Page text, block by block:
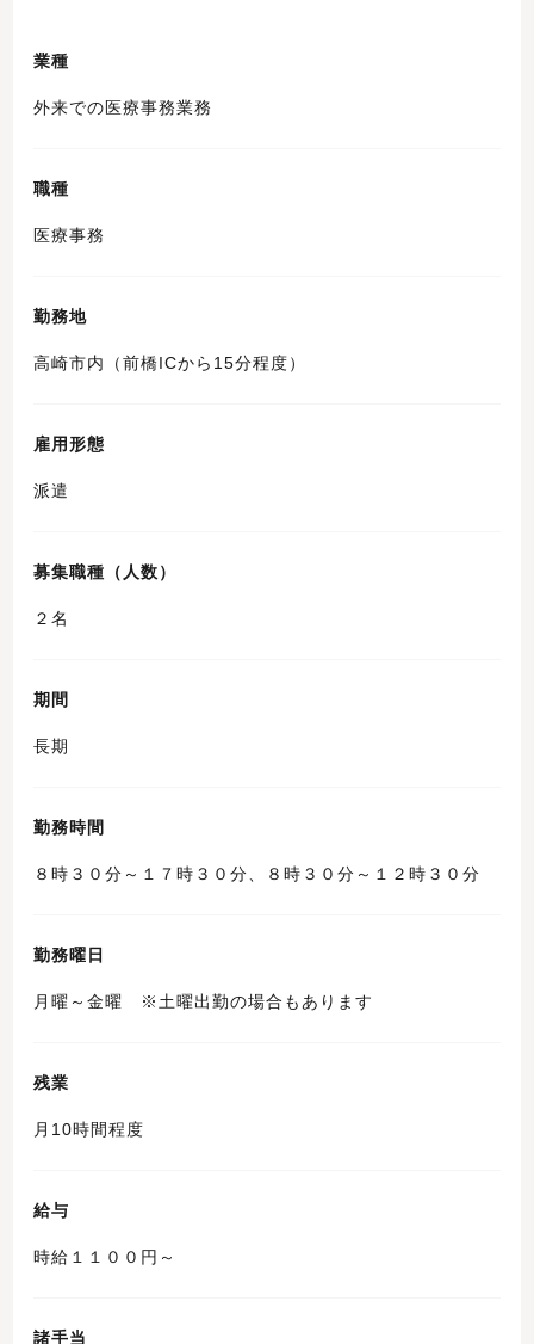
業種
外来での医療事務業務
職種
医療事務
勤務地
高崎市内（前橋ICから15分程度）
雇用形態
派遣
募集職種（人数）
２名
期間
長期
勤務時間
８時３０分～１７時３０分、８時３０分～１２時３０分
勤務曜日
月曜～金曜 ※土曜出勤の場合もあります
残業
月10時間程度
給与
時給１１００円～
諸手当